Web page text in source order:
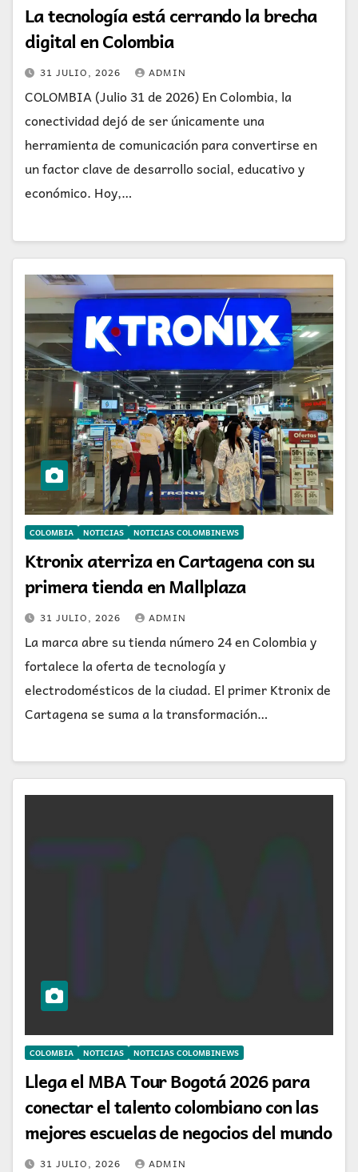
La tecnología está cerrando la brecha
digital en Colombia
31 JULIO, 2026 ADMIN
COLOMBIA (Julio 31 de 2026) En Colombia, la
conectividad dejó de ser únicamente una
herramienta de comunicación para convertirse en
un factor clave de desarrollo social, educativo y
económico. Hoy,…
COLOMBIA NOTICIAS NOTICIAS COLOMBINEWS
Ktronix aterriza en Cartagena con su
primera tienda en Mallplaza
31 JULIO, 2026 ADMIN
La marca abre su tienda número 24 en Colombia y
fortalece la oferta de tecnología y
electrodomésticos de la ciudad. El primer Ktronix de
Cartagena se suma a la transformación…
COLOMBIA NOTICIAS NOTICIAS COLOMBINEWS
Llega el MBA Tour Bogotá 2026 para
conectar el talento colombiano con las
mejores escuelas de negocios del mundo
31 JULIO, 2026 ADMIN